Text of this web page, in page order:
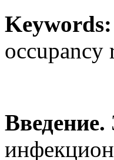
Keywords:
occupancy
Введение.